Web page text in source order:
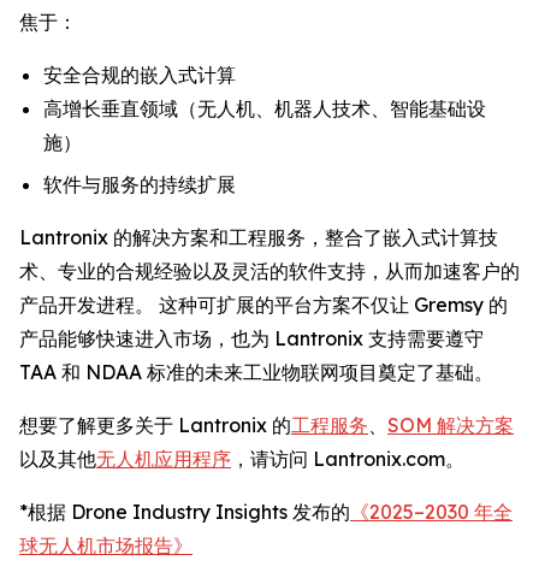
焦于：
安全合规的嵌入式计算
高增长垂直领域（无人机、机器人技术、智能基础设
施）
软件与服务的持续扩展
Lantronix 的解决方案和工程服务，整合了嵌入式计算技
术、专业的合规经验以及灵活的软件支持，从而加速客户的
产品开发进程。 这种可扩展的平台方案不仅让 Gremsy 的
产品能够快速进入市场，也为 Lantronix 支持需要遵守
TAA 和 NDAA 标准的未来工业物联网项目奠定了基础。
想要了解更多关于 Lantronix 的工程服务
SOM 解决方案
以及其他无人机应用程序 ，请访问 Lantronix.com。
*根据 Drone Industry Insights 发布的 《2025–2030 年全
球无人机市场报告》